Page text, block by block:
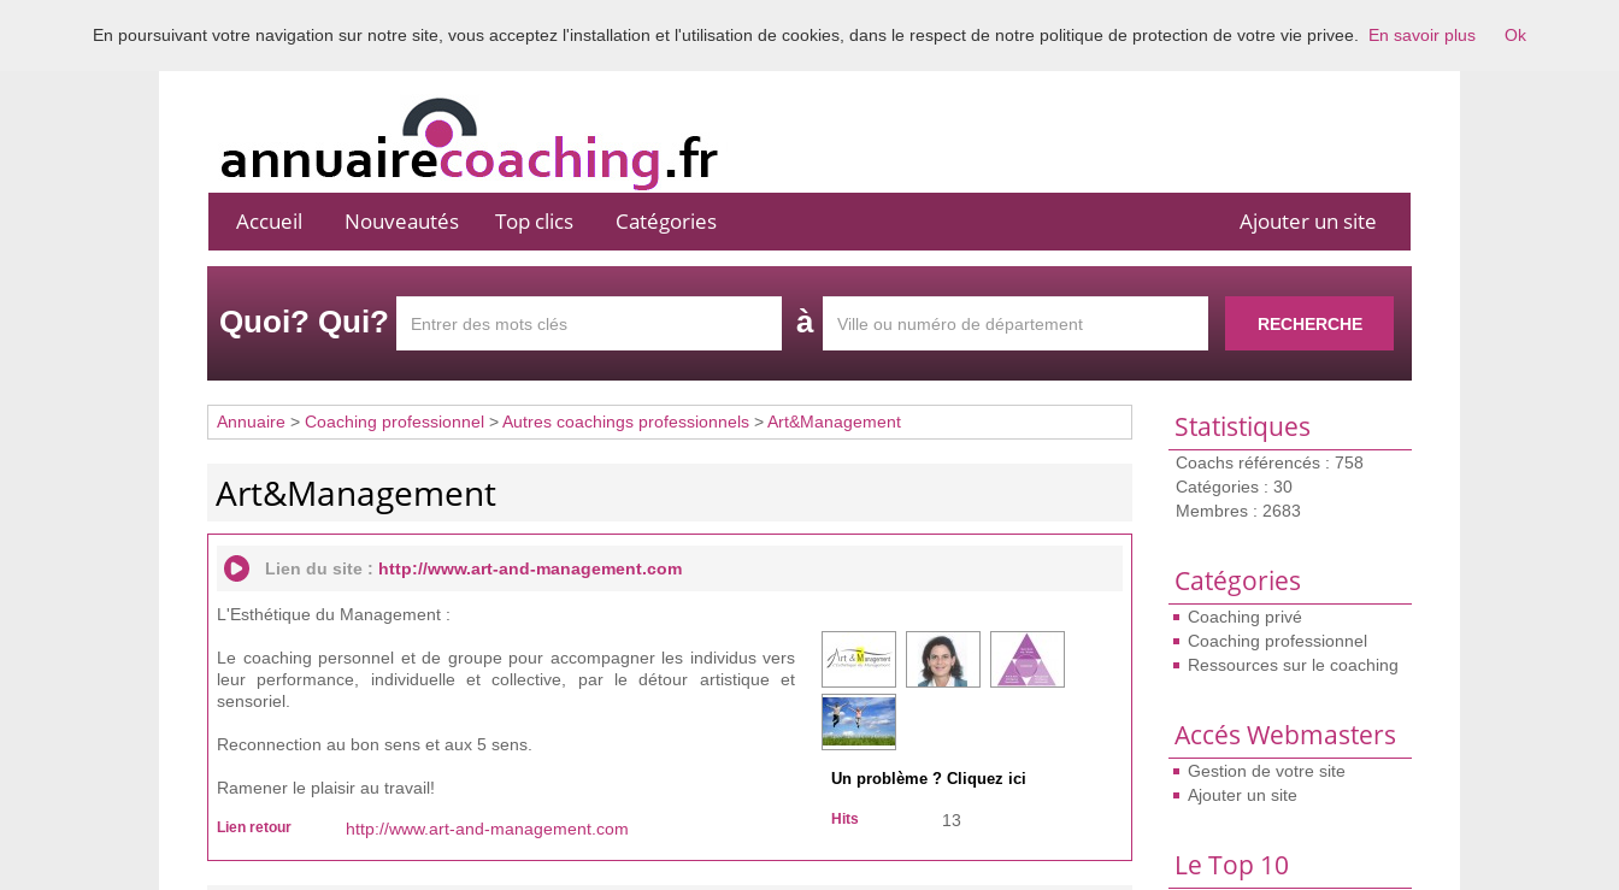
Bienvenue sur l'annuaire du coaching en France
Accueil Nouveautés Top clics Catégories Ajouter un site
Quoi? Qui? à RECHERCHE
Statistiques
Coachs référencés : 758
Catégories : 30
Membres : 2683
Catégories
Coaching privé
Coaching professionnel
Ressources sur le coaching
Accés Webmasters
Gestion de votre site
Ajouter un site
Le Top 10
Annuaire > Coaching professionnel >Autres coachings professionnels >Art&Management
Art&Management
Lien du site : http://www.art-and-management.com
L'Esthétique du Management :
Le coaching personnel et de groupe pour accompagner les individus vers
leur performance, individuelle et collective, par le détour artistique et
sensoriel.
Reconnection au bon sens et aux 5 sens.
Ramener le plaisir au travail!
Lien retour http://www.art-and-management.com
Un problème ? Cliquez ici
Hits 13
En poursuivant votre navigation sur notre site, vous acceptez l'installation et l'utilisation de cookies, dans le respect de notre politique de protection de votre vie privee. En savoir plus Ok